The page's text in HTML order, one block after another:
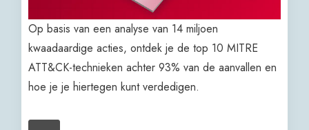
Op basis van een analyse van 14 miljoen
kwaadaardige acties, ontdek je de top 10 MITRE
ATT&CK-technieken achter 93% van de aanvallen en
hoe je je hiertegen kunt verdedigen.